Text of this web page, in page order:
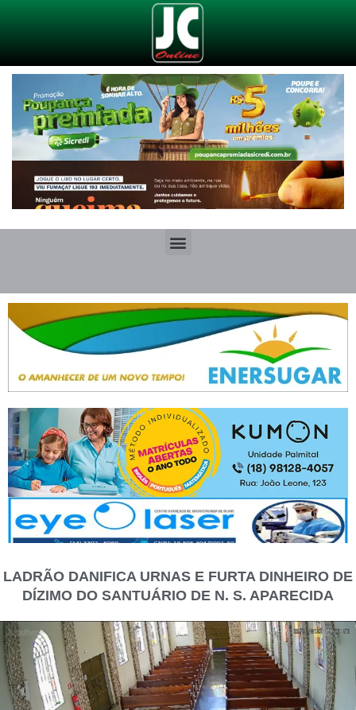
LADRÃO DANIFICA URNAS E FURTA DINHEIRO DE
DÍZIMO DO SANTUÁRIO DE N. S. APARECIDA